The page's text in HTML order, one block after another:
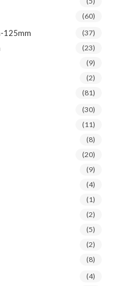
(60)
125mm (37)
(23)
(9)
(2)
(81)
(30)
(11)
(8)
(20)
(9)
(4)
(1)
(2)
(5)
(2)
(8)
(4)